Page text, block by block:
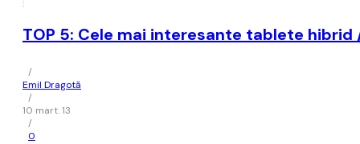
TOP 5: Cele mai interesante tablete
/
Emil Dragotă
/
10 mart. 13
/
0